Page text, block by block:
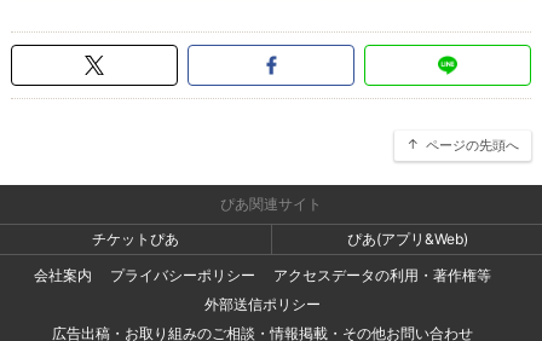
ページの先頭へ
ぴあ関連サイト
チケットぴあ
ぴあ(アプリ&Web)
会社案内
プライバシーポリシー
アクセスデータの利用・著作権等
外部送信ポリシー
広告出稿・お取り組みのご相談・情報掲載・その他お問い合わせ